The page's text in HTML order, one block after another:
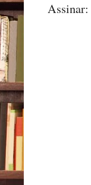
Assinar: